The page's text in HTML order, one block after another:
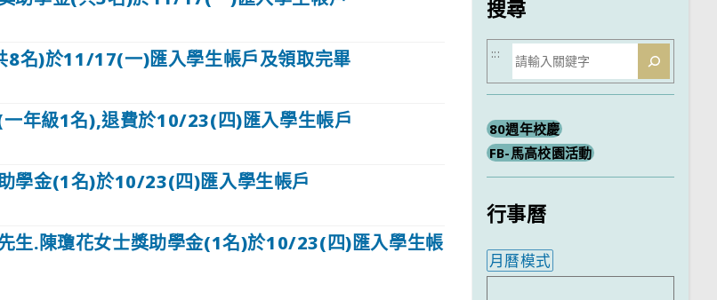
8名)於11/17(一)匯入學生帳戶及領取完畢
年級1名),退費於10/23(四)匯入學生帳戶
學金(1名)於10/23(四)匯入學生帳戶
生.陳瓊花女士獎助學金(1名)於10/23(四)匯入學生帳
搜尋
搜
尋
:::
80週年校慶
FB-馬高校園活動
行事曆
月曆模式